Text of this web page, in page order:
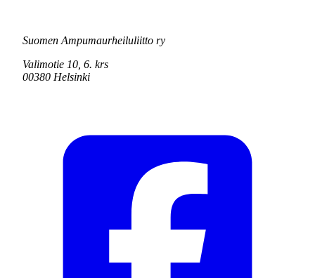
Suomen Ampumaurheiluliitto ry
Valimotie 10, 6. krs
00380 Helsinki